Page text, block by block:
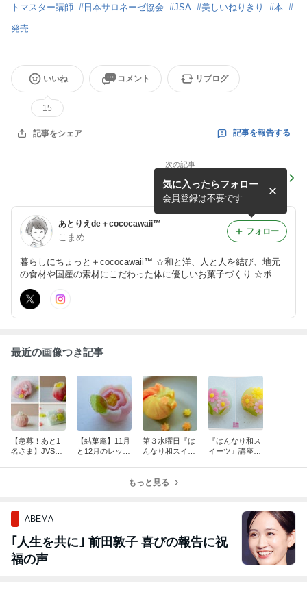
トマスター講師 #日本サロネーゼ協会 #JSA #美しいねりきり #本 #
発売
いいね
15
コメント リブログ
記事をシェア 記事を報告する
次の記事
【急募！あと1名さま】JVS
華和菓子上生菓子基礎レッス
ン5
あとりえde＋cococawaii™
こまめ
暮らしにちょっと＋cococawaii™ ☆和と洋、人と人を結び、地元
の食材や国産の素材にこだわった体に優しいお菓子づくり ☆ポー
分時間に、＋cococawaii™（ちょっとかわいい）ものを取り入れて
みませんか「？
気に入ったらフォロー
会員登録は不要です
フォロー
最近の画像つき記事
【急募！あと1
名さま】JVS華
【結菓庵】11月
と12月のレッス
第３水曜日『は
んなり和スイー
す。
『はんなり和ス
イーツ』講座は
もっと見る
ABEMA
｢人生を共に｣ 前田敦子 喜びの報告に祝
福の声